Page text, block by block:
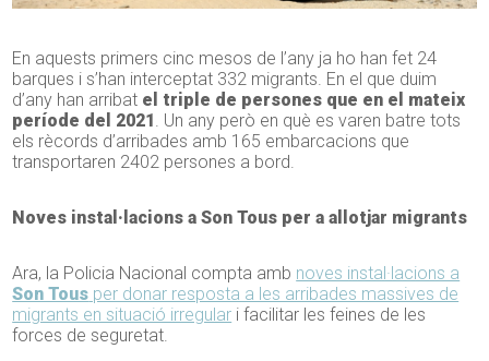
En aquests primers cinc mesos de l’any ja ho han fet 24
barques i s’han interceptat 332 migrants. En el que duim
d’any han arribat el triple de persones que en el mateix
període del 2021 . Un any però en què es varen batre tots
els rècords d’arribades amb 165 embarcacions que
transportaren 2402 persones a bord.
Noves instal·lacions a Son Tous per a allotjar migrants
Ara, la Policia Nacional compta amb noves instal·lacions a
Son Tous per donar resposta a les arribades massives de
migrants en situació irregular i facilitar les feines de les
forces de seguretat.